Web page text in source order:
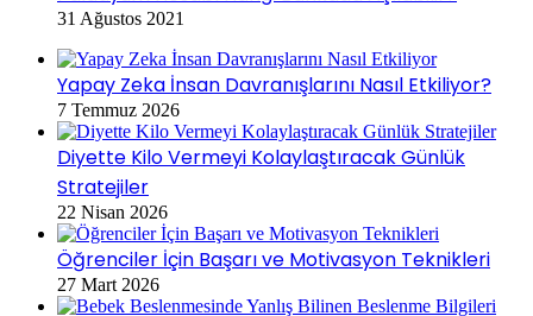
31 Ağustos 2021
Yapay Zeka İnsan Davranışlarını Nasıl Etkiliyor?
7 Temmuz 2026
Diyette Kilo Vermeyi Kolaylaştıracak Günlük
Stratejiler
22 Nisan 2026
Öğrenciler İçin Başarı ve Motivasyon Teknikleri
27 Mart 2026